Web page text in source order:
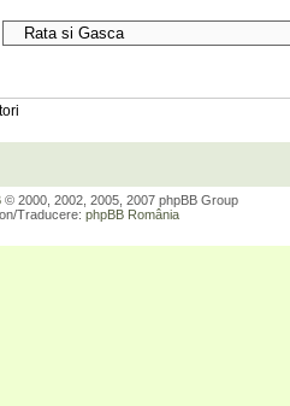
© 2000, 2002, 2005, 2007 phpBB Group
Traducere: phpBB România